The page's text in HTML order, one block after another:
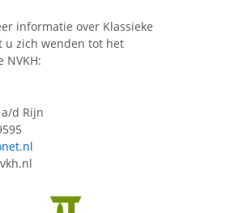
informatie over Klassieke
u zich wenden tot het
NVKH:
d Rijn